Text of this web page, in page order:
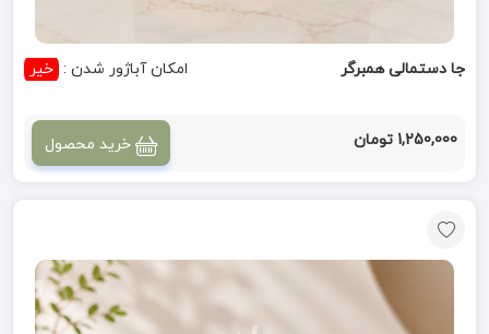
جا دستمالی همبرگر امکان آباژور شدن : خیر
1,250,000 تومان خرید محصول